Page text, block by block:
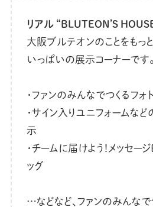
リアル “BLUTEON’S
大阪ブルテオンのことをもっ
いっぱいの展示コーナーです。
・ファンのみんなでつくるフォ
・サイン入りユニフォームな
示
・チームに届けよう！メッセ
ッグ
…などなど、ファンのみんな